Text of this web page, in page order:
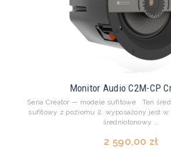
Monitor Audio C2M-CP
Seria Creator — modele sufitowe Ten
sufitowy z poziomu 2. wyposażony jest
średniotonowy ...
2 590,00 zł